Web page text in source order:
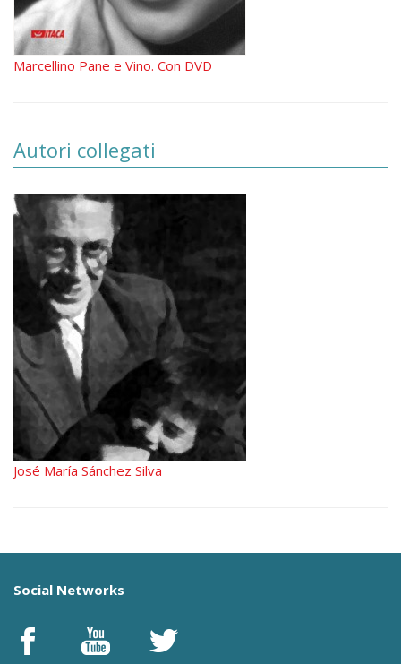
Marcellino Pane e Vino. Con DVD
Autori collegati
José María Sánchez Silva
Social Networks